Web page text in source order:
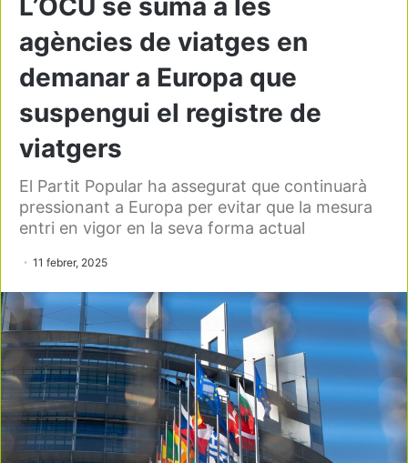
L’OCU se suma a les
agències de viatges en
demanar a Europa que
suspengui el registre de
viatgers
El Partit Popular ha assegurat que continuarà
pressionant a Europa per evitar que la mesura
entri en vigor en la seva forma actual
11 febrer, 2025